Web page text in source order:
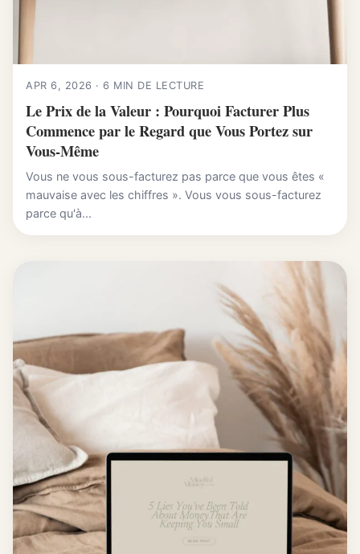
APR 6, 2026 · 6 MIN DE LECTURE
Le Prix de la Valeur : Pourquoi Facturer Plus
Commence par le Regard que Vous Portez sur
Vous-Même
Vous ne vous sous-facturez pas parce que vous êtes «
mauvaise avec les chiffres ». Vous vous sous-facturez
parce qu'à...